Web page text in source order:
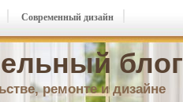
блог
ремонте и дизайне
Современный дизайн